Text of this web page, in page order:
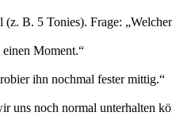
B. 5 Tonies). Frage:
Moment.“
ihn nochmal fester mittig.“
uns noch normal unterhalten